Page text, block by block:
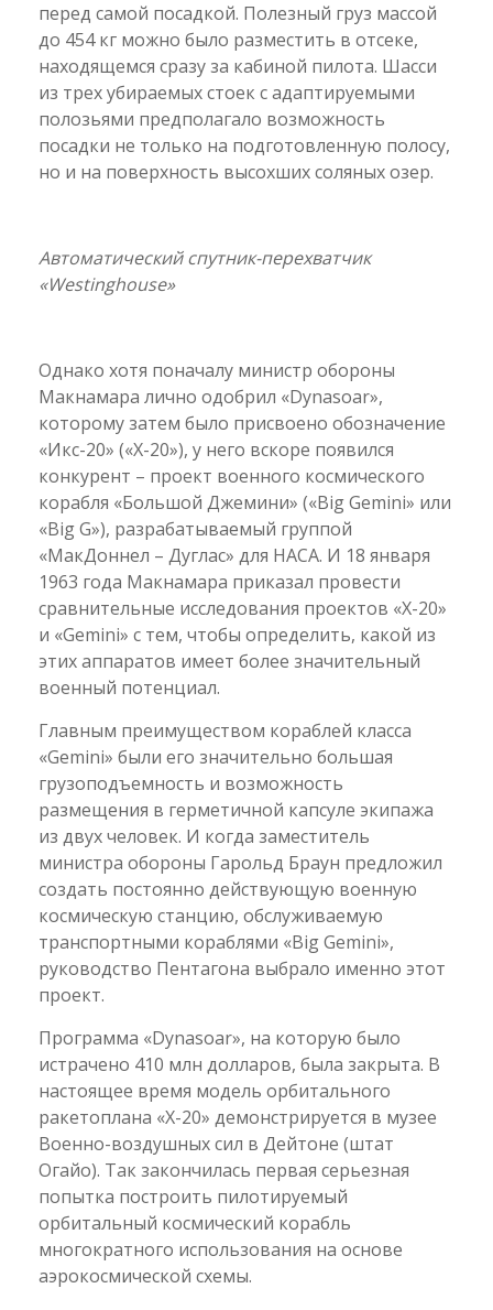
перед самой посадкой. Полезный груз массой
до 454 кг можно было разместить в отсеке,
находящемся сразу за кабиной пилота. Шасси
из трех убираемых стоек с адаптируемыми
полозьями предполагало возможность
посадки не только на подготовленную полосу,
но и на поверхность высохших соляных озер.
Автоматический спутник-перехватчик
«Westinghouse»
Однако хотя поначалу министр обороны
Макнамара лично одобрил «Dynasoar»,
которому затем было присвоено обозначение
«Икс-20» («Х-20»), у него вскоре появился
конкурент – проект военного космического
корабля «Большой Джемини» («Big Gemini» или
«Big G»), разрабатываемый группой
«МакДоннел – Дуглас» для НАСА. И 18 января
1963 года Макнамара приказал провести
сравнительные исследования проектов «Х-20»
и «Gemini» с тем, чтобы определить, какой из
этих аппаратов имеет более значительный
военный потенциал.
Главным преимуществом кораблей класса
«Gemini» были его значительно большая
грузоподъемность и возможность
размещения в герметичной капсуле экипажа
из двух человек. И когда заместитель
министра обороны Гарольд Браун предложил
создать постоянно действующую военную
космическую станцию, обслуживаемую
транспортными кораблями «Big Gemini»,
руководство Пентагона выбрало именно этот
проект.
Программа «Dynasoar», на которую было
истрачено 410 млн долларов, была закрыта. В
настоящее время модель орбитального
ракетоплана «Х-20» демонстрируется в музее
Военно-воздушных сил в Дейтоне (штат
Огайо). Так закончилась первая серьезная
попытка построить пилотируемый
орбитальный космический корабль
многократного использования на основе
аэрокосмической схемы.